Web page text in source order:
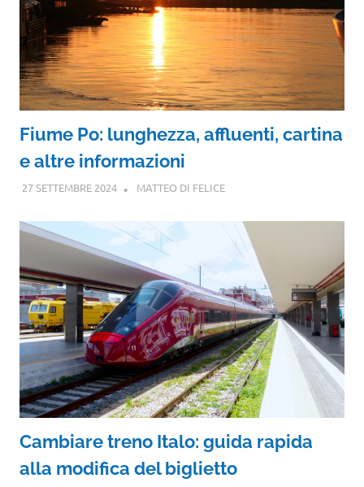
Fiume Po: lunghezza, affluenti, cartina
e altre informazioni
27 SETTEMBRE 2024 MATTEO DI FELICE
Cambiare treno Italo: guida rapida
alla modifica del biglietto